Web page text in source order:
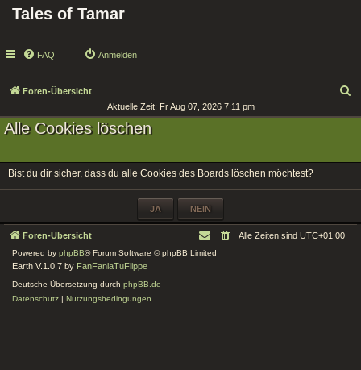
Tales of Tamar
FAQ Anmelden
Foren-Übersicht
Aktuelle Zeit: Fr Aug 07, 2026 7:11 pm
Alle Cookies löschen
Bist du dir sicher, dass du alle Cookies des Boards löschen möchtest?
Foren-Übersicht Alle Zeiten sind UTC+01:00
Powered by phpBB® Forum Software © phpBB Limited
Earth V.1.0.7 by FanFanlaTuFlippe
Deutsche Übersetzung durch phpBB.de
Datenschutz | Nutzungsbedingungen